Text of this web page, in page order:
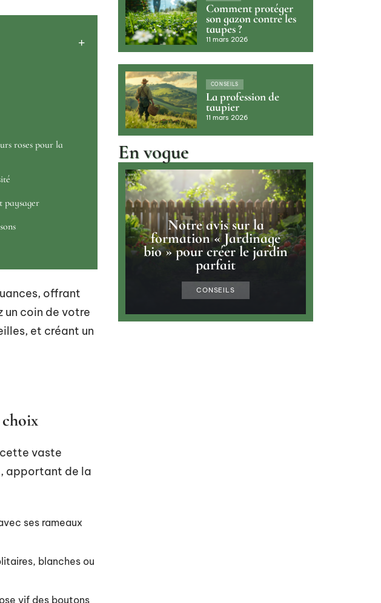
roses pour la
paysager
offrant
un coin de votre
et créant un
vaste
apportant de la
ses rameaux
blanches ou
vif des boutons
Comment protéger
son gazon contre les
taupes ?
11 mars 2026
CONSEILS
La profession de
taupier
11 mars 2026
En vogue
Notre avis sur la
formation « Jardinage
bio » pour créer le jardin
parfait
CONSEILS